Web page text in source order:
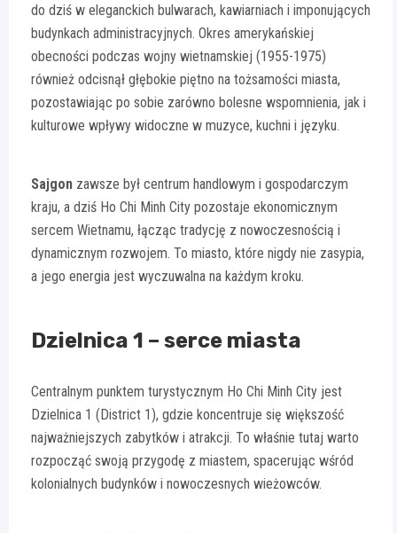
do dziś w eleganckich bulwarach, kawiarniach i imponujących
budynkach administracyjnych. Okres amerykańskiej
obecności podczas wojny wietnamskiej (1955-1975)
również odcisnął głębokie piętno na tożsamości miasta,
pozostawiając po sobie zarówno bolesne wspomnienia, jak i
kulturowe wpływy widoczne w muzyce, kuchni i języku.
Sajgon zawsze był centrum handlowym i gospodarczym
kraju, a dziś Ho Chi Minh City pozostaje ekonomicznym
sercem Wietnamu, łącząc tradycję z nowoczesnością i
dynamicznym rozwojem. To miasto, które nigdy nie zasypia,
a jego energia jest wyczuwalna na każdym kroku.
Dzielnica 1 – serce miasta
Centralnym punktem turystycznym Ho Chi Minh City jest
Dzielnica 1 (District 1), gdzie koncentruje się większość
najważniejszych zabytków i atrakcji. To właśnie tutaj warto
rozpocząć swoją przygodę z miastem, spacerując wśród
kolonialnych budynków i nowoczesnych wieżowców.